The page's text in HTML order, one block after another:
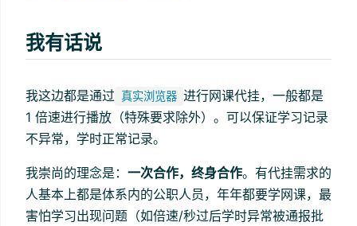
我有话说
我这边都是通过 真实浏览器 进行网课代挂，一般都是
1 倍速进行播放（特殊要求除外）。可以保证学习记录
不异常，学时正常记录。
我崇尚的理念是： 一次合作，终身合作。有代挂需求的
人基本上都是体系内的公职人员，年年都要学网课，最
害怕学习出现问题（如倍速/秒过后学时异常被通报批